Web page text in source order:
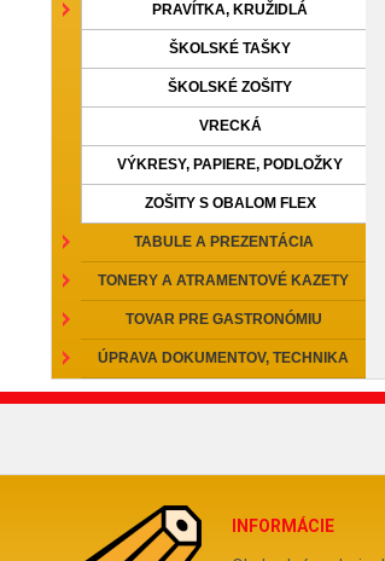
PRAVÍTKA, KRUŽIDLÁ
ŠKOLSKÉ TAŠKY
ŠKOLSKÉ ZOŠITY
VRECKÁ
VÝKRESY, PAPIERE, PODLOŽKY
ZOŠITY S OBALOM FLEX
TABULE A PREZENTÁCIA
TONERY A ATRAMENTOVÉ KAZETY
TOVAR PRE GASTRONÓMIU
ÚPRAVA DOKUMENTOV, TECHNIKA
INFORMÁCIE